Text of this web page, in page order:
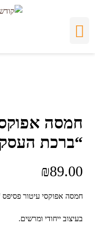
חמסה
“ברכת
₪89.00
חמסה אפוקסי עיטור פסיפס
בעיצוב ייחודי ומרשים.